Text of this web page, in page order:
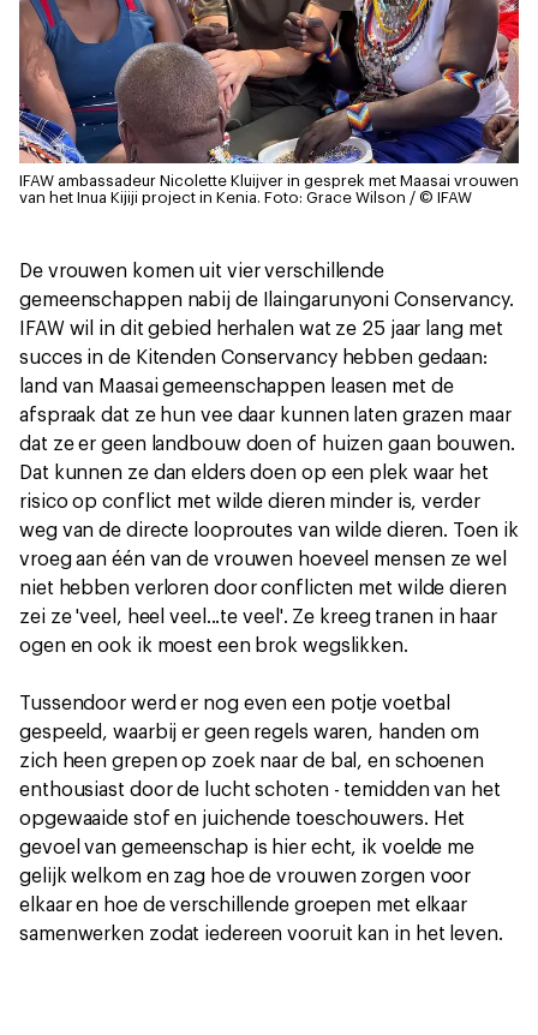
IFAW ambassadeur Nicolette Kluijver in gesprek met Maasai vrouwen
van het Inua Kijiji project in Kenia. Foto: Grace Wilson / © IFAW
De vrouwen komen uit vier verschillende
gemeenschappen nabij de Ilaingarunyoni Conservancy.
IFAW wil in dit gebied herhalen wat ze 25 jaar lang met
succes in de Kitenden Conservancy hebben gedaan:
land van Maasai gemeenschappen leasen met de
afspraak dat ze hun vee daar kunnen laten grazen maar
dat ze er geen landbouw doen of huizen gaan bouwen.
Dat kunnen ze dan elders doen op een plek waar het
risico op conflict met wilde dieren minder is, verder
weg van de directe looproutes van wilde dieren. Toen ik
vroeg aan één van de vrouwen hoeveel mensen ze wel
niet hebben verloren door conflicten met wilde dieren
zei ze 'veel, heel veel...te veel'. Ze kreeg tranen in haar
ogen en ook ik moest een brok wegslikken.
Tussendoor werd er nog even een potje voetbal
gespeeld, waarbij er geen regels waren, handen om
zich heen grepen op zoek naar de bal, en schoenen
enthousiast door de lucht schoten - temidden van het
opgewaaide stof en juichende toeschouwers. Het
gevoel van gemeenschap is hier echt, ik voelde me
gelijk welkom en zag hoe de vrouwen zorgen voor
elkaar en hoe de verschillende groepen met elkaar
samenwerken zodat iedereen vooruit kan in het leven.